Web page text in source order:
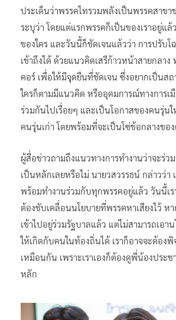
ประเด็นว่าพรรคไทรวมพลังเป็นพรรคสาขา
ระบุว่า โดยแต่แรกพรรคก็เป็นของเราอยู่แ
ของใคร และวันนี้ก็ชัดเจนแล้วว่า การปรับโ
เข้าถึงได้ ด้วยแนวคิดเสรีก้าวหน้าสายกลาง
คอร์ เพื่อให้มีจุดยืนที่ชัดเจน ซึ่งอยากเป็นสถ
ใครก็ตามมีแนวคิด หรืออุดมการณ์ทางการเ
ร่วมกันไปเรื่อยๆ และเป็นโอกาสของคนรุ่น
คนรุ่นเก่า โดยพร้อมที่จะเป็นโซ่ข้อกลางขอ
ผู้สื่อข่าวถามถึงแนวทางการทำงานว่าจะร่ว
เป็นหลักเลยหรือไม่ นายวสวรรธน์ กล่าวว่า
พร้อมทำงานร่วมกับทุกพรรคอยู่แล้ว วันนี้เร
ต้องขับเคลื่อนนโยบายที่พรรคหาเสียงไว้ ห
เข้าไปอยู่ร่วมรัฐบาลแล้ว แต่ไม่สามารถเอา
ให้เกิดกับคนในท้องถิ่นได้ เราก็อาจจะต้องพิ
เหมือนกัน เพราะเราเองก็ต้องดูพี่น้องประช
หลัก